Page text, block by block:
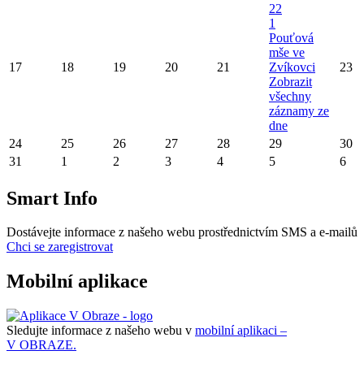
17 18 19 20 21
22
1
Pouťová
mše ve
Zvíkovci
Zobrazit
všechny
záznamy ze
dne
23
24 25 26 27 28 29
30
31
1 2 3 4 5 6
Smart Info
Dostávejte informace z našeho webu prostřednictvím SMS a e-mailů
Chci se zaregistrovat
Mobilní aplikace
Sledujte informace z našeho webu v mobilní aplikaci –
V OBRAZE.